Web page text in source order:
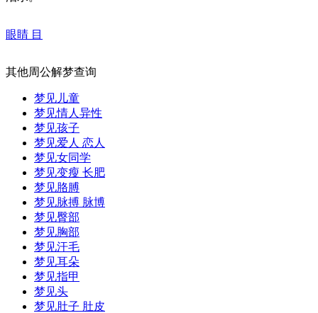
眼睛 目
其他周公解梦查询
梦见儿童
梦见情人异性
梦见孩子
梦见爱人 恋人
梦见女同学
梦见变瘦 长肥
梦见胳膊
梦见脉搏 脉博
梦见臀部
梦见胸部
梦见汗毛
梦见耳朵
梦见指甲
梦见头
梦见肚子 肚皮